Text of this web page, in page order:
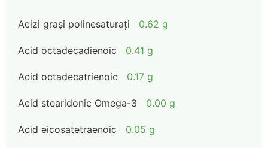
Acizi grași polinesaturați 0.62 g
Acid octadecadienoic 0.41 g
Acid octadecatrienoic 0.17 g
Acid stearidonic Omega-3 0.00 g
Acid eicosatetraenoic 0.05 g